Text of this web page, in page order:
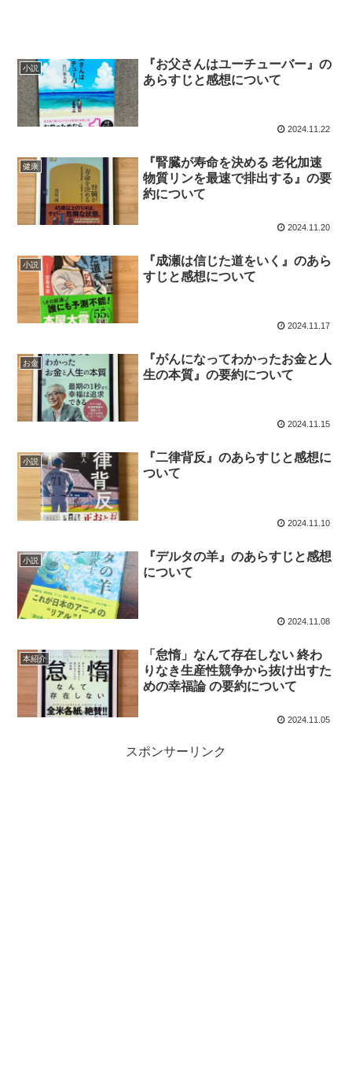
小説
『お父さんはユーチューバー』の
あらすじと感想について
2024.11.22
健康
『腎臓が寿命を決める 老化加速
物質リンを最速で排出する』の要
約について
2024.11.20
小説
『成瀬は信じた道をいく』のあら
すじと感想について
2024.11.17
お金
『がんになってわかったお金と人
生の本質』の要約について
2024.11.15
小説
『二律背反』のあらすじと感想に
ついて
2024.11.10
小説
『デルタの羊』のあらすじと感想
について
2024.11.08
本紹介
「怠惰」なんて存在しない 終わ
りなき生産性競争から抜け出すた
めの幸福論 の要約について
2024.11.05
スポンサーリンク